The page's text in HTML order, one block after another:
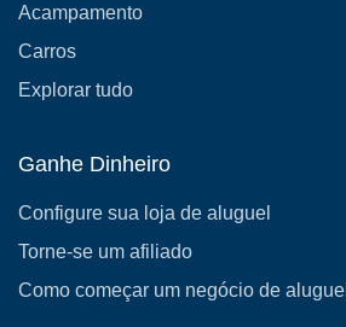
Acampamento
Carros
Explorar tudo
Ganhe Dinheiro
Configure sua loja de aluguel
Torne-se um afiliado
Como começar um negócio de aluguel